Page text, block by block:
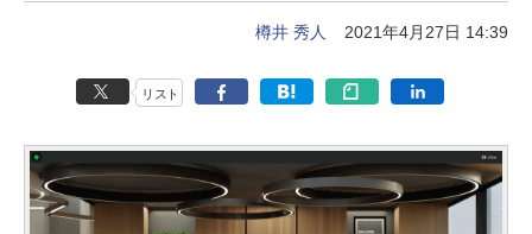
樽井 秀人 2021年4月27日 14:39
リスト